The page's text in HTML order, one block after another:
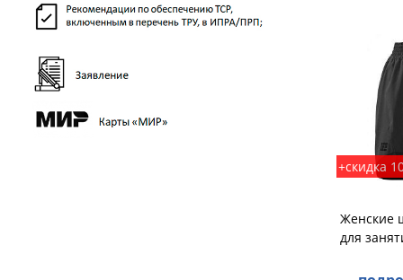
+скидка
Женские
для